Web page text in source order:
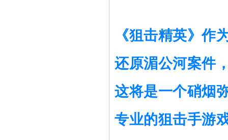
《狙击精英》作
还原湄公河案件
这将是一个硝烟
专业的狙击手游